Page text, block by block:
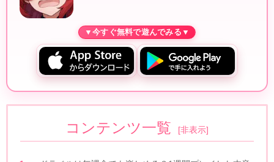
コンテンツ一覧 [非表示]